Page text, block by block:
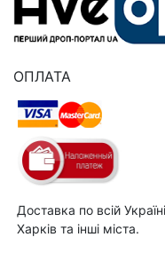
ОПЛАТА
Доставка по всій
Харків та інші міста.